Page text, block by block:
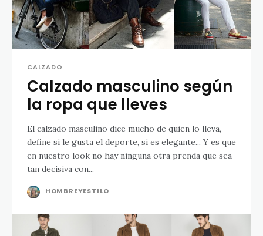
CALZADO
Calzado masculino según
la ropa que lleves
El calzado masculino dice mucho de quien lo lleva,
define si le gusta el deporte, si es elegante... Y es que
en nuestro look no hay ninguna otra prenda que sea
tan decisiva con...
HOMBREYESTILO